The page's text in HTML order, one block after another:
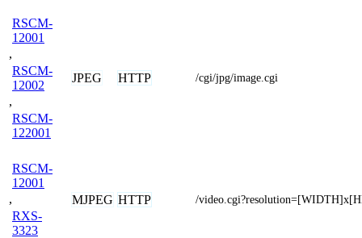
RSCM-
12001
,
RSCM-
12002
,
RSCM-
122001
JPEG HTTP /cgi/jpg/image.cgi
RSCM-
12001
,
RXS-
3323
MJPEG HTTP /